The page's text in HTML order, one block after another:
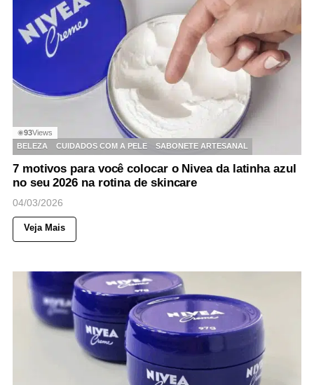
◉93Views
BELEZA
CUIDADOS COM A PELE SABONETE ARTESANAL
7 motivos para você colocar o Nivea da latinha azul
no seu 2026 na rotina de skincare
04/03/2026
Veja Mais